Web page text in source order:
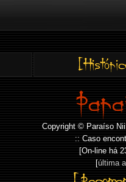
Copyright © Paraíso
:: Caso
[On-line há
[última